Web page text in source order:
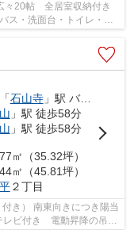
々20帖 全居室収納付き
ス・洗面台・トイレ・シ
「石山寺」駅 バス8分 停歩5分
」駅 徒歩58分
」駅 徒歩58分
㎡（35.32坪）
㎡（45.81坪）
２丁目
き） 南東向きにつき陽当
レビ付き 電動昇降の吊戸